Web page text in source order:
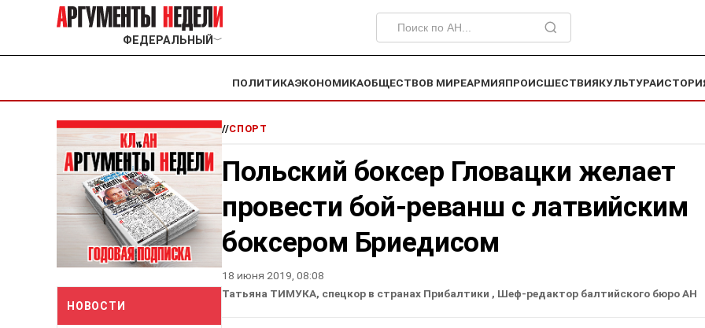
ФЕДЕРАЛЬНЫЙ ﹀
ПОЛИТИКАЭКОНОМИКАОБЩЕСТВОВ МИРЕАРМИЯПРОИСШЕСТВИЯКУЛЬТУРА
НОВОСТИ
//СПОРТ
Польский боксер Гловацки желает
провести бой-реванш с латвийским
боксером Бриедисом
18 июня 2019, 08:08
Татьяна ТИМУКА, спецкор в странах Прибалтики , Шеф-редактор балтийского бюро АН